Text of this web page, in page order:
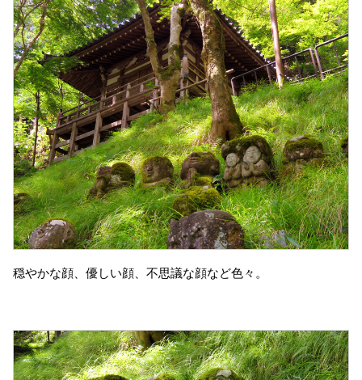
穏やかな顔、優しい顔、不思議な顔など色々。